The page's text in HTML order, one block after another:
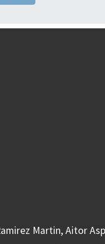
Martin, Aitor